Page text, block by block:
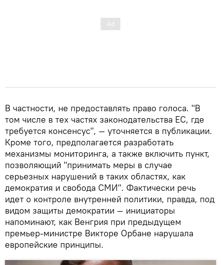
В частности, не предоставлять право голоса. "В
том числе в тех частях законодательства ЕС, где
требуется консенсус", — уточняется в публикации.
Кроме того, предполагается разработать
механизмы мониторинга, а также включить пункт,
позволяющий "принимать меры в случае
серьезных нарушений в таких областях, как
демократия и свобода СМИ". Фактически речь
идет о контроле внутренней политики, правда, под
видом защиты демократии — инициаторы
напоминают, как Венгрия при предыдущем
премьер-министре Викторе Орбане нарушала
европейские принципы.